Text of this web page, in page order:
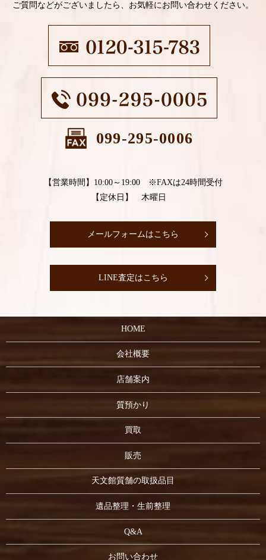
ご質問などがございましたら、お気軽にお問い合わせください。
099-295-0006
【営業時間】10:00～19:00 ※FAXは24時間受付
【定休日】 木曜日
メールフォームはこちら
LINE査定はこちら
HOME
会社概要
店舗案内
質預かり
買取
販売
天文館質舗の取扱品目
遺品整理・生前整理
Q&A
お問い合わせ